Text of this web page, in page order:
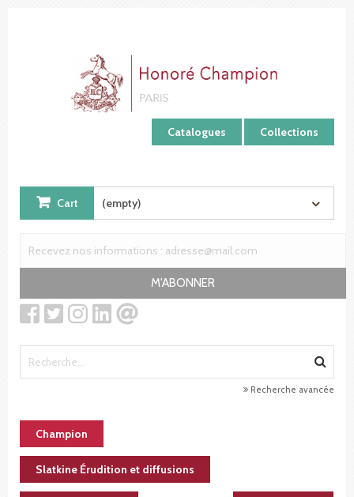
Catalogues Collections
Cart (empty)
M'ABONNER
Recherche avancée
Champion
Slatkine Érudition et diffusions